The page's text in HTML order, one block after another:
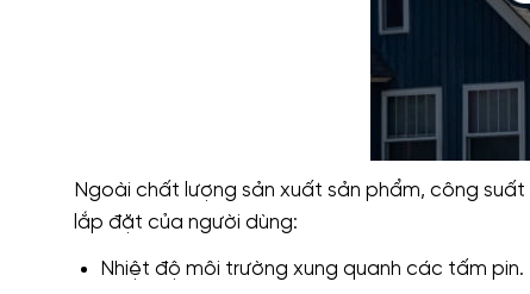
Ngoài chất lượng sản xuất sản phẩm, công
lắp đặt của người dùng:
Nhiệt độ môi trường xung quanh các tấm pin.